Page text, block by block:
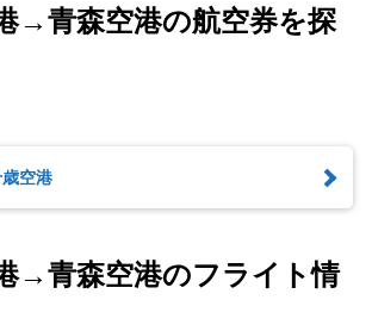
→青森空港の航空券を探
空港
→青森空港のフライト情